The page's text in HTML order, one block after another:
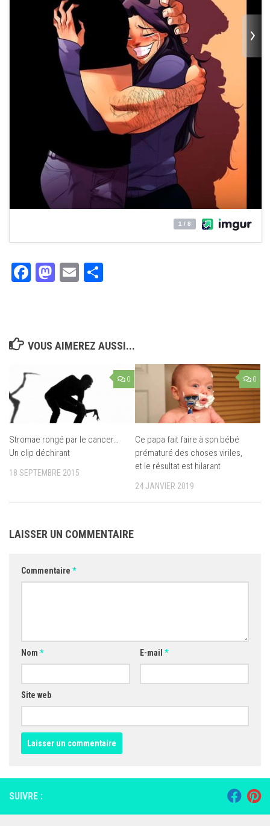
Facebook
Mastodon
Email
VOUS AIMEREZ AUSSI...
0
Stromae rongé par le cancer…
Un clip déchirant
18 SEPTEMBRE 2015
0
Ce papa fait faire à son bébé
prématuré des choses viriles,
et le résultat est hilarant
24 JANVIER 2019
LAISSER UN COMMENTAIRE
Commentaire *
Nom * E-mail *
Site web
SUIVRE :